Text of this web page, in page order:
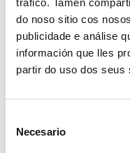
do noso sitio cos
publicidade e análise
información que lles
partir do uso dos seus
Selection
Necesario
A formación correrá a
tiktokeiros de
Milladoiro e no IES de
Novas relacionadas:
Chega o
euros en premios para a